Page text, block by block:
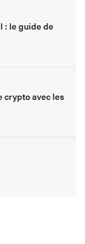
: le guide de
crypto avec les